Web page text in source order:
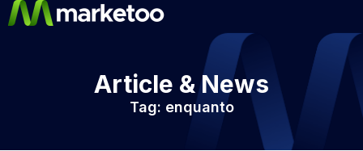
Article & News
Tag: enquanto